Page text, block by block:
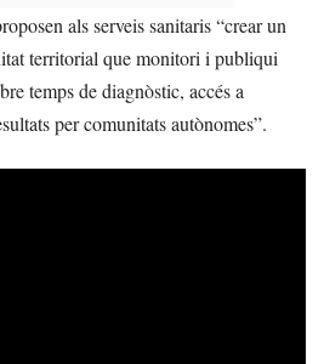
als serveis sanitaris “crear un
territorial que monitori i publiqui
temps de diagnòstic, accés a
per comunitats autònomes”.